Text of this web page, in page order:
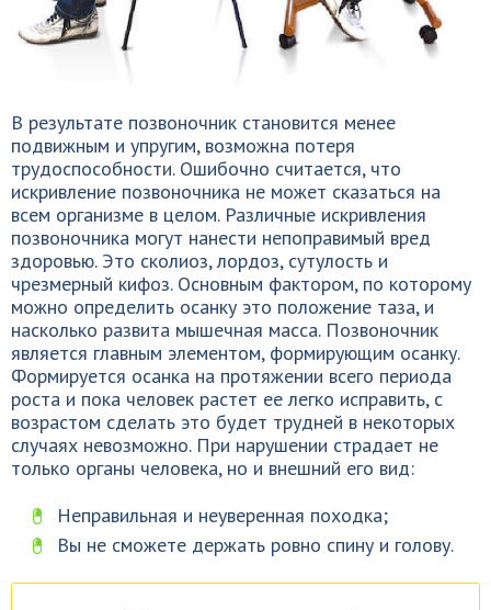
В результате позвоночник становится менее
подвижным и упругим, возможна потеря
трудоспособности. Ошибочно считается, что
искривление позвоночника не может сказаться на
всем организме в целом. Различные искривления
позвоночника могут нанести непоправимый вред
здоровью. Это сколиоз, лордоз, сутулость и
чрезмерный кифоз. Основным фактором, по которому
можно определить осанку это положение таза, и
насколько развита мышечная масса. Позвоночник
является главным элементом, формирующим осанку.
Формируется осанка на протяжении всего периода
роста и пока человек растет ее легко исправить, с
возрастом сделать это будет трудней в некоторых
случаях невозможно. При нарушении страдает не
только органы человека, но и внешний его вид:
Неправильная и неуверенная походка;
Вы не сможете держать ровно спину и голову.